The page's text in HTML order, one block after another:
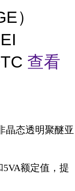
）
查看
晶态透明聚醚亚
5VA额定值，提